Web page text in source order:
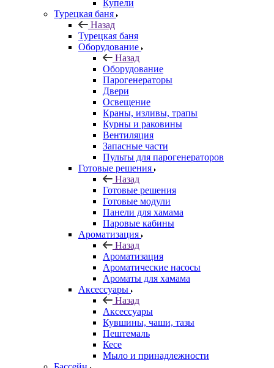
Купели
Турецкая баня
Назад
Турецкая баня
Оборудование
Назад
Оборудование
Парогенераторы
Двери
Освещение
Краны, изливы, трапы
Курны и раковины
Вентиляция
Запасные части
Пульты для парогенераторов
Готовые решения
Назад
Готовые решения
Готовые модули
Панели для хамама
Паровые кабины
Ароматизация
Назад
Ароматизация
Ароматические насосы
Ароматы для хамама
Аксессуары
Назад
Аксессуары
Кувшины, чаши, тазы
Пештемаль
Кесе
Мыло и принадлежности